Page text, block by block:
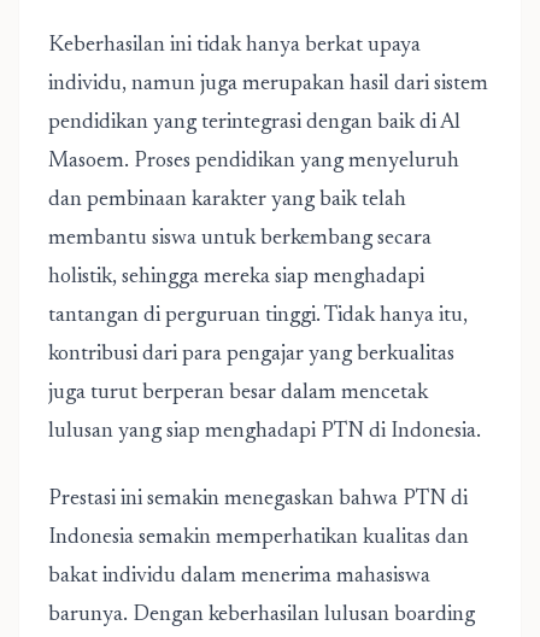
Keberhasilan ini tidak hanya berkat upaya
individu, namun juga merupakan hasil dari sistem
pendidikan yang terintegrasi dengan baik di Al
Masoem. Proses pendidikan yang menyeluruh
dan pembinaan karakter yang baik telah
membantu siswa untuk berkembang secara
holistik, sehingga mereka siap menghadapi
tantangan di perguruan tinggi. Tidak hanya itu,
kontribusi dari para pengajar yang berkualitas
juga turut berperan besar dalam mencetak
lulusan yang siap menghadapi PTN di Indonesia.
Prestasi ini semakin menegaskan bahwa PTN di
Indonesia semakin memperhatikan kualitas dan
bakat individu dalam menerima mahasiswa
barunya. Dengan keberhasilan lulusan boarding